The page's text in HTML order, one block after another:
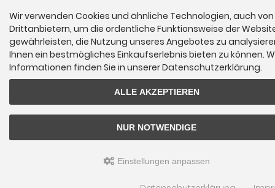
Wir verwenden Cookies und ähnliche Technologien, auch von
Drittanbietern, um die ordentliche Funktionsweise der
gewährleisten, die Nutzung unseres Angebotes zu
Ihnen ein bestmögliches Einkaufserlebnis bieten zu können.
Informationen finden Sie in unserer Datenschutzerklärung.
ALLE AKZEPTIEREN
NUR NOTWENDIGE
Einstellungen anpassen